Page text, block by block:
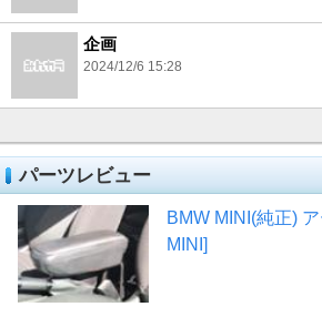
企画
2024/12/6 15:28
パーツレビュー
BMW MINI(純正)
MINI]